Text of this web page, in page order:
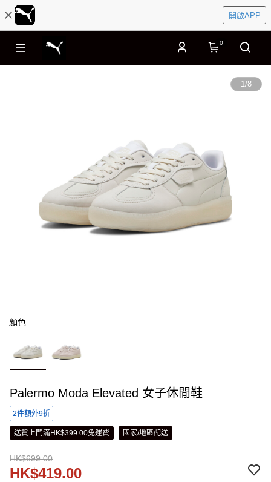
開啟APP
0
1/8
顏色
Palermo Moda Elevated 女子休閒鞋
2件額外9折
送貨上門滿HK$399.00免運費 國家/地區配送
HK$699.00
HK$419.00